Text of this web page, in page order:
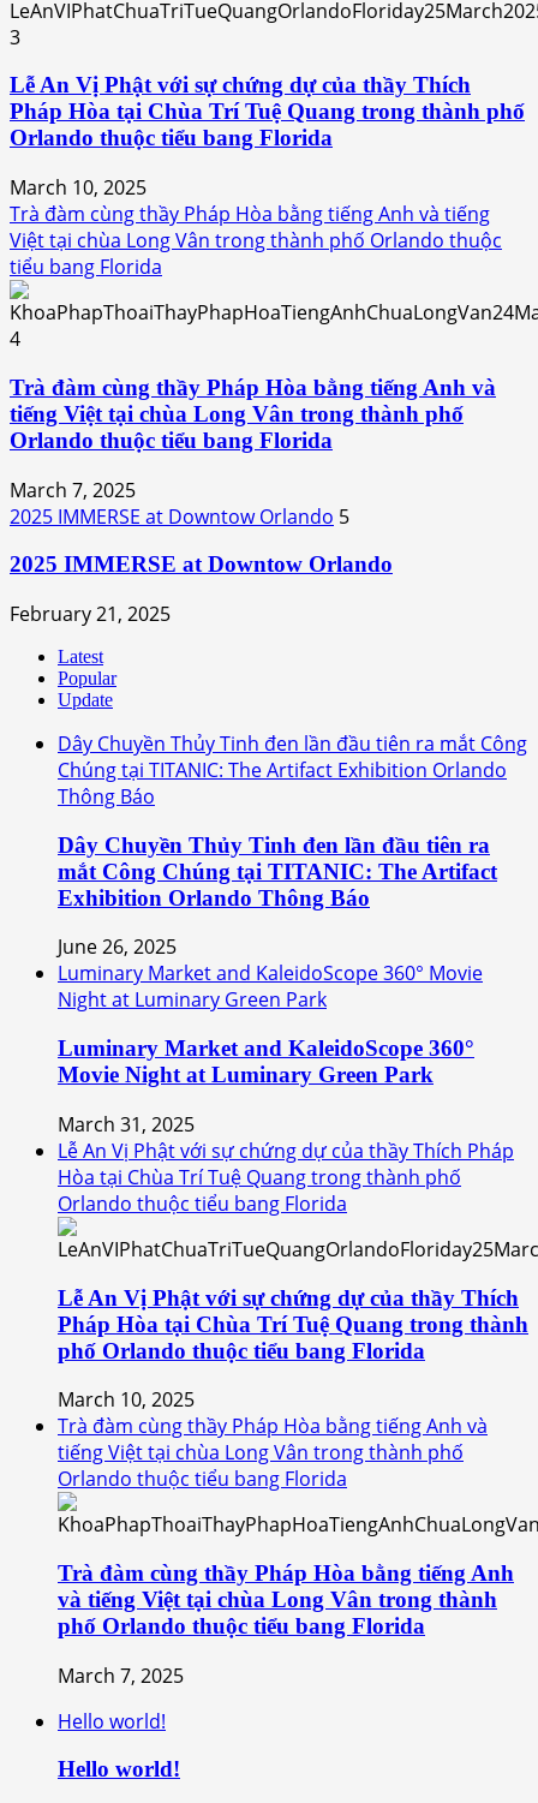
3
Lễ An Vị Phật với sự chứng dự của thầy Thích
Pháp Hòa tại Chùa Trí Tuệ Quang trong thành phố
Orlando thuộc tiểu bang Florida
March 10, 2025
Trà đàm cùng thầy Pháp Hòa bằng tiếng Anh và tiếng
Việt tại chùa Long Vân trong thành phố Orlando thuộc
tiểu bang Florida
4
Trà đàm cùng thầy Pháp Hòa bằng tiếng Anh và
tiếng Việt tại chùa Long Vân trong thành phố
Orlando thuộc tiểu bang Florida
March 7, 2025
2025 IMMERSE at Downtow Orlando 5
2025 IMMERSE at Downtow Orlando
February 21, 2025
Latest
Popular
Update
Dây Chuyền Thủy Tinh đen lần đầu tiên ra mắt Công
Chúng tại TITANIC: The Artifact Exhibition Orlando
Thông Báo
Dây Chuyền Thủy Tinh đen lần đầu tiên ra
mắt Công Chúng tại TITANIC: The Artifact
Exhibition Orlando Thông Báo
June 26, 2025
Luminary Market and KaleidoScope 360° Movie
Night at Luminary Green Park
Luminary Market and KaleidoScope 360°
Movie Night at Luminary Green Park
March 31, 2025
Lễ An Vị Phật với sự chứng dự của thầy Thích Pháp
Hòa tại Chùa Trí Tuệ Quang trong thành phố
Orlando thuộc tiểu bang Florida
Lễ An Vị Phật với sự chứng dự của thầy Thích
Pháp Hòa tại Chùa Trí Tuệ Quang trong thành
phố Orlando thuộc tiểu bang Florida
March 10, 2025
Trà đàm cùng thầy Pháp Hòa bằng tiếng Anh và
tiếng Việt tại chùa Long Vân trong thành phố
Orlando thuộc tiểu bang Florida
Trà đàm cùng thầy Pháp Hòa bằng tiếng Anh
và tiếng Việt tại chùa Long Vân trong thành
phố Orlando thuộc tiểu bang Florida
March 7, 2025
Hello world!
Hello world!